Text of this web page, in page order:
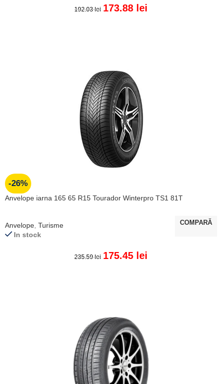
192.03lei 173.88 lei
-26%
Anvelope iarna 165 65 R15 Tourador Winterpro TS1 81T
Anvelope Turisme
In stock
235.59lei 175.45 lei
COMPARĂ